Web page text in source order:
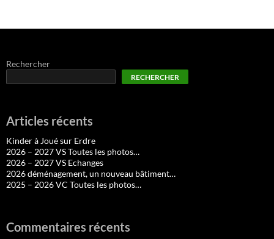
Rechercher
RECHERCHER
Articles récents
Kinder à Joué sur Erdre
2026 – 2027 VS Toutes les photos…
2026 – 2027 VS Echanges
2026 déménagement, un nouveau bâtiment…
2025 – 2026 VC Toutes les photos…
Commentaires récents